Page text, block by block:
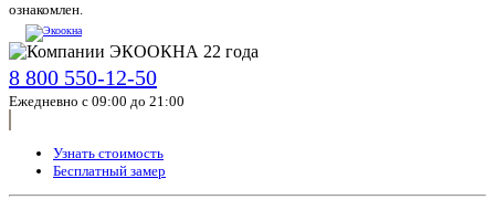
ознакомлен.
8 800 550-12-50
Ежедневно с 09:00 до 21:00
Узнать стоимость
Бесплатный замер